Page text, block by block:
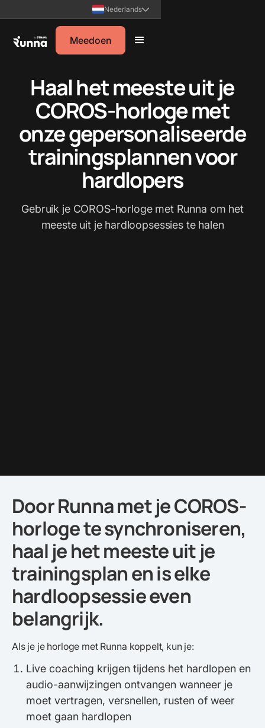
Nederlands
Meedoen
Haal het meeste uit je
COROS-horloge met
onze gepersonaliseerde
trainingsplannen voor
hardlopers
Gebruik je COROS-horloge met Runna om het
meeste uit je hardloopsessies te halen
Door Runna met je COROS-
horloge te synchroniseren,
haal je het meeste uit je
trainingsplan en is elke
hardloopsessie even
belangrijk.
Als je je horloge met Runna koppelt, kun je:
Live coaching krijgen tijdens het hardlopen en
audio-aanwijzingen ontvangen wanneer je
moet vertragen, versnellen, rusten of weer
moet gaan hardlopen